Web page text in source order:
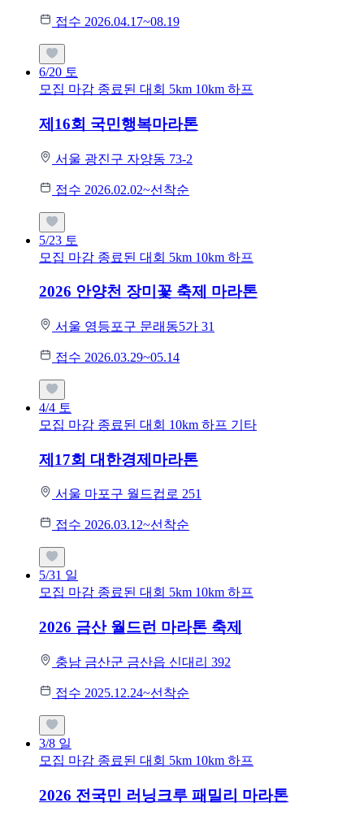
접수 2026.04.17~08.19
6/20 토
모집 마감 종료된 대회 5km 10km 하프
제16회 국민행복마라톤
서울 광진구 자양동 73-2
접수 2026.02.02~선착순
5/23 토
모집 마감 종료된 대회 5km 10km 하프
2026 안양천 장미꽃 축제 마라톤
서울 영등포구 문래동5가 31
접수 2026.03.29~05.14
4/4 토
모집 마감 종료된 대회 10km 하프 기타
제17회 대한경제마라톤
서울 마포구 월드컵로 251
접수 2026.03.12~선착순
5/31 일
모집 마감 종료된 대회 5km 10km 하프
2026 금산 월드런 마라톤 축제
충남 금산군 금산읍 신대리 392
접수 2025.12.24~선착순
3/8 일
모집 마감 종료된 대회 5km 10km 하프
2026 전국민 러닝크루 패밀리 마라톤